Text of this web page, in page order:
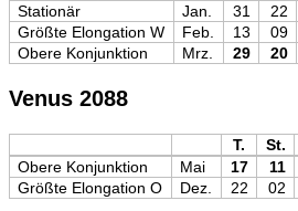
Stationär
Jan. 31 22
Größte Elongation W
Feb. 13 09
Obere Konjunktion
Mrz. 29 20
Venus 2088
T. St.
Obere Konjunktion
Mai 17
11
Größte Elongation O
Dez. 22 02